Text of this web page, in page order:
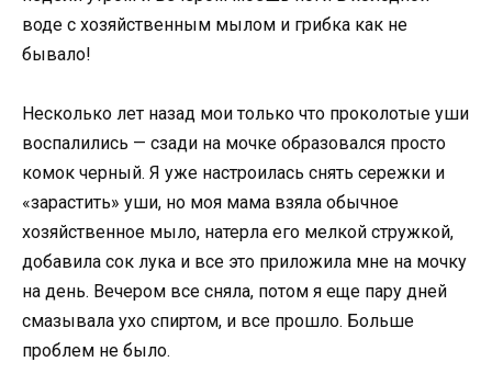
воде с хозяйственным мылом и грибка как не
бывало!
Несколько лет назад мои только что проколотые уши
воспалились — сзади на мочке образовался просто
комок черный. Я уже настроилась снять сережки и
«зарастить» уши, но моя мама взяла обычное
хозяйственное мыло, натерла его мелкой стружкой,
добавила сок лука и все это приложила мне на мочку
на день. Вечером все сняла, потом я еще пару дней
смазывала ухо спиртом, и все прошло. Больше
проблем не было.